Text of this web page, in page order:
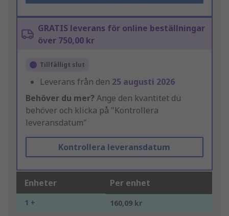
GRATIS leverans för online beställningar
över 750,00 kr
Tillfälligt slut
Leverans från den 25 augusti 2026
Behöver du mer? Ange den kvantitet du
behöver och klicka på "Kontrollera
leveransdatum"
Kontrollera leveransdatum
Enheter Per enhet
1 + 160,09 kr